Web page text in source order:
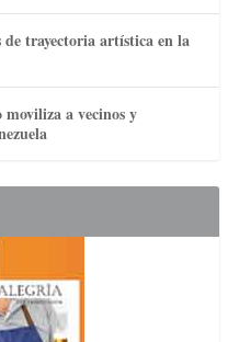
trayectoria artística en la
a vecinos y